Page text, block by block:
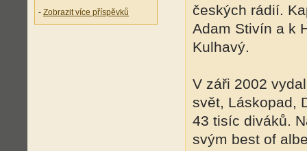
- Zobrazit více příspěvků
českých rádií.
Adam Stivín a k
Kulhavý.
V záři 2002
svět, Láskopad,
43 tisíc diváků.
svým best of